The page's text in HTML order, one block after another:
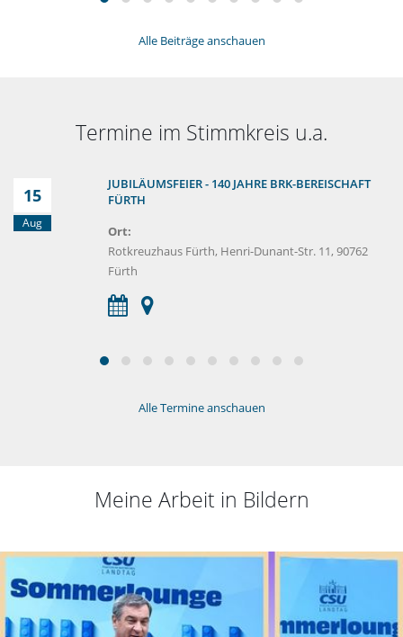
Alle Beiträge anschauen
Termine im Stimmkreis u.a.
15
Aug
JUBILÄUMSFEIER - 140 JAHRE BRK-BEREISCHAFT
FÜRTH
Ort:
Rotkreuzhaus Fürth, Henri-Dunant-Str. 11, 90762
Fürth
Alle Termine anschauen
Meine Arbeit in Bildern